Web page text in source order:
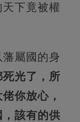
下竟被權
屬國的身
死光了，所
你放心，
該有的供